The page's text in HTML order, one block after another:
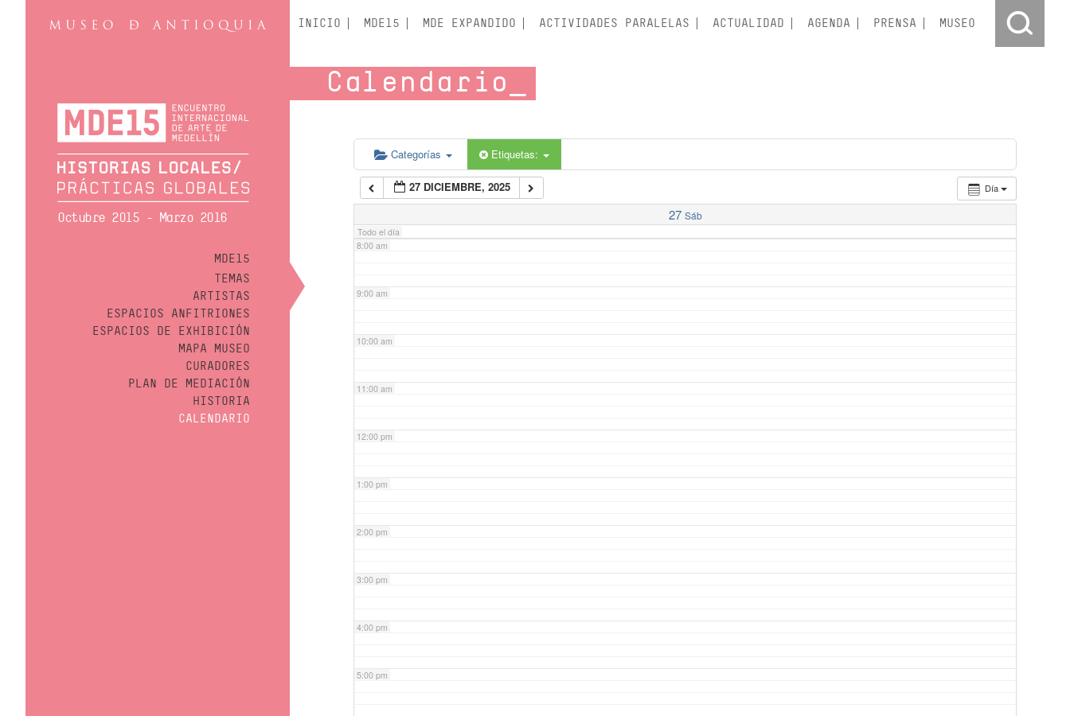
Octubre 2015 - Marzo 2016
MDE15
TEMAS
ARTISTAS
ESPACIOS ANFITRIONES
ESPACIOS DE EXHIBICIÓN
MAPA MUSEO
CURADORES
PLAN DE MEDIACIÓN
HISTORIA
CALENDARIO
INICIO MDE15 MDE EXPANDIDO ACTIVIDADES PARALELAS ACTUALIDAD AGENDA PRENSA MUSEO
Calendario
Categorías Etiquetas:
Día
27 DICIEMBRE, 2025
27 Sáb
Todo el día
5:00 am
6:00 am
7:00 am
8:00 am
9:00 am
10:00 am
11:00 am
12:00 pm
1:00 pm
2:00 pm
3:00 pm
4:00 pm
5:00 pm